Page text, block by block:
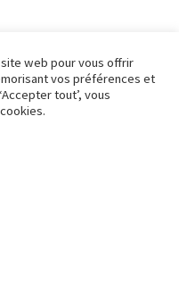
web pour vous offrir
vos préférences et
tout’, vous